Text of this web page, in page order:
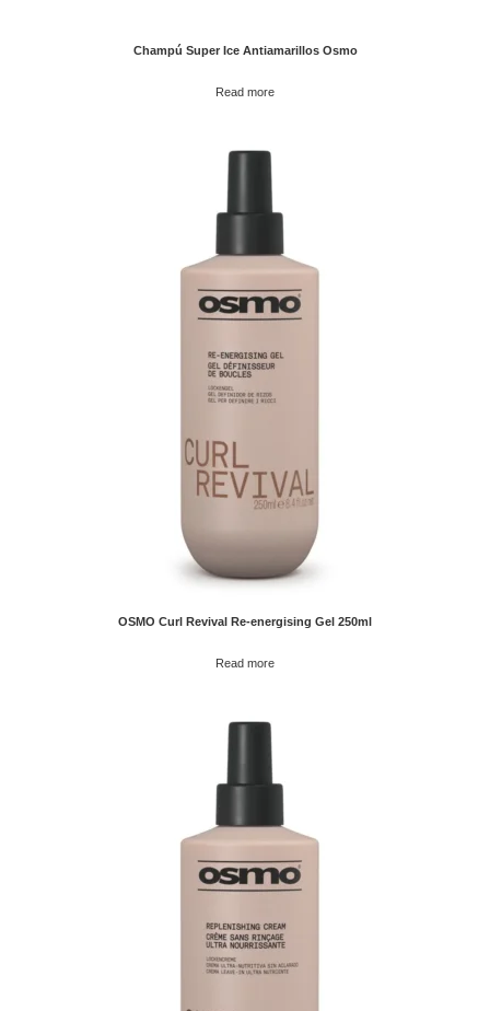
Champú Super Ice Antiamarillos Osmo
Read more
OSMO Curl Revival Re-energising Gel 250ml
Read more